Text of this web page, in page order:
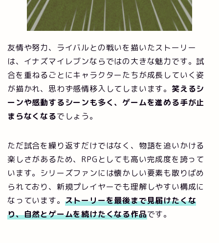
友情や努力、ライバルとの戦いを描いたストーリー
は、イナズマイレブンならではの大きな魅力です。試
合を重ねるごとにキャラクターたちが成長していく姿
が描かれ、思わず感情移入してしまいます。 笑えるシ
ーンや感動するシーンも多く、ゲームを進める手が止
まらなくなるでしょう。
ただ試合を繰り返すだけではなく、物語を追いかける
楽しさがあるため、RPGとしても高い完成度を誇って
います。シリーズファンには懐かしい要素も散りばめ
られており、新規プレイヤーでも理解しやすい構成に
なっています。 ストーリーを最後まで見届けたくな
り、自然とゲームを続けたくなる作品です。